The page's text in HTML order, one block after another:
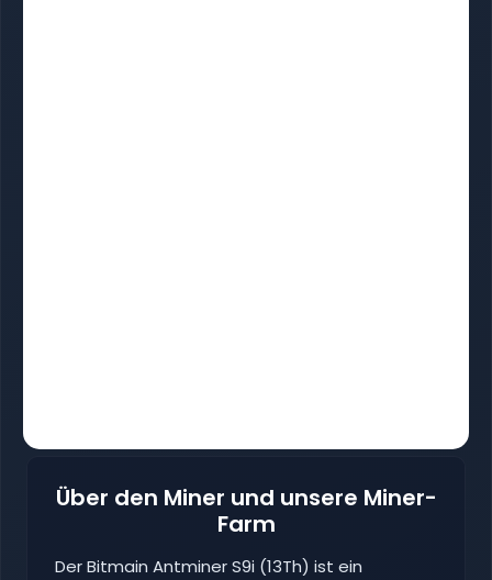
Über den Miner und unsere Miner-
Farm
Der Bitmain Antminer S9i (13Th) ist ein